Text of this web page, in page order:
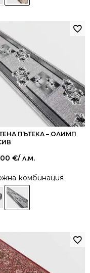
ПЪТЕКА – ОЛИМП
€/ л.м.
комбинация